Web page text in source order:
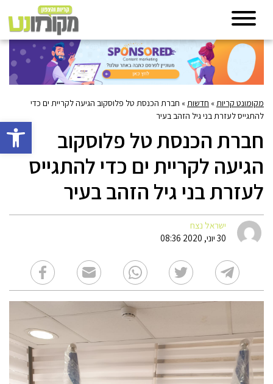
פתח
מקומונט קריות » חדשות » חברת הכנסת טל פלוסקוב הגיעה לקריית ים כדי
להתגייס לעזרת בני גיל הזהב בעיר
חברת הכנסת טל פלוסקוב
הגיעה לקריית ים כדי להתגייס
לעזרת בני גיל הזהב בעיר
ישראל נצח
30 יוני, 2020 08:36